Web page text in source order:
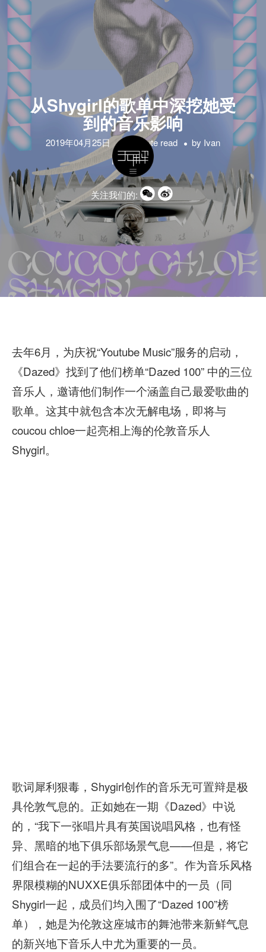
从Shygirl的歌单中深挖她受
到的音乐影响
2019年04月25日 1 minute read by Ivan
Hrozny
关注我们的:
去年6月，为庆祝“Youtube Music”服务的启动，
《Dazed》找到了他们榜单“Dazed 100” 中的三位
音乐人，邀请他们制作一个涵盖自己最爱歌曲的
歌单。这其中就包含本次无解电场，即将与
coucou chloe一起亮相上海的伦敦音乐人
Shygirl。
歌词犀利狠毒，Shygirl创作的音乐无可置辩是极
具伦敦气息的。正如她在一期《Dazed》中说
的，“我下一张唱片具有英国说唱风格，也有怪
异、黑暗的地下俱乐部场景气息——但是，将它
们组合在一起的手法要流行的多”。作为音乐风格
界限模糊的NUXXE俱乐部团体中的一员（同
Shygirl一起，成员们均入围了“Dazed 100”榜
单），她是为伦敦这座城市的舞池带来新鲜气息
的新兴地下音乐人中尤为重要的一员。